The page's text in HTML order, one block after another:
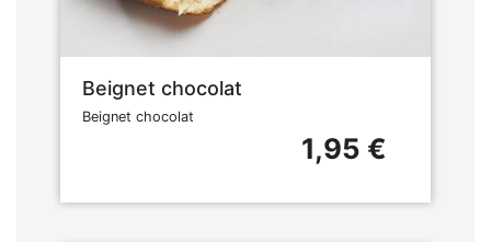
Beignet chocolat
Beignet chocolat
1,95 €